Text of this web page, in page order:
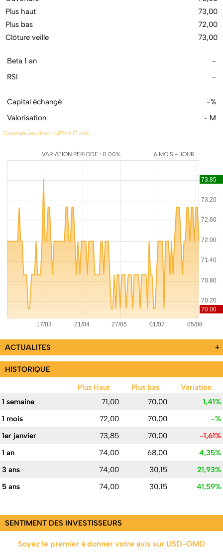
Plus haut
73,00
Plus bas
72,00
Clôture veille
73,00
Beta 1 an
-
RSI
-
Capital échangé
-%
Valorisation
- M
Cotations en direct, différé 15 min
VARIATION PERIODE : 0.00% 6 MOIS - JOUR
ACTUALITES +
HISTORIQUE
Plus Haut
Plus bas
Variation
1 semaine
71,00 70,00
1,41%
1 mois
72,00 70,00
-%
1er janvier
73,85 70,00
-1,61%
1 an
74,00 68,00
4,35%
3 ans
74,00 30,15
21,93%
5 ans
74,00 30,15 41,59%
SENTIMENT DES INVESTISSEURS
Soyez le premier à donner votre avis sur USD-GMD